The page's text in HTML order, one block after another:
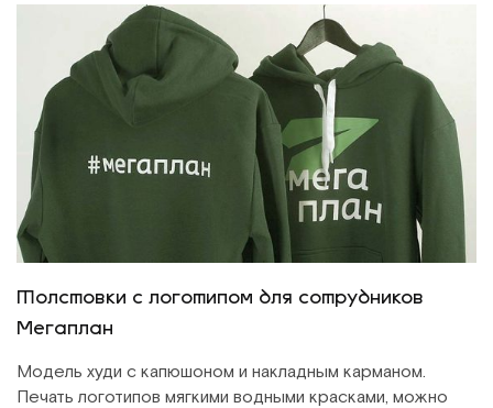
Толстовки с логотипом для сотрудников
Мегаплан
Модель худи с капюшоном и накладным карманом.
Печать логотипов мягкими водными красками, можно